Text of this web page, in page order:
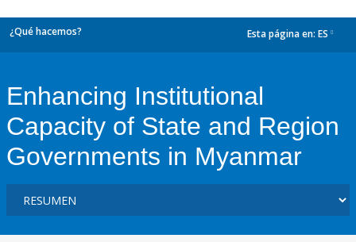
¿Qué hacemos? Esta página en: ES
Enhancing Institutional
Capacity of State and Region
Governments in Myanmar